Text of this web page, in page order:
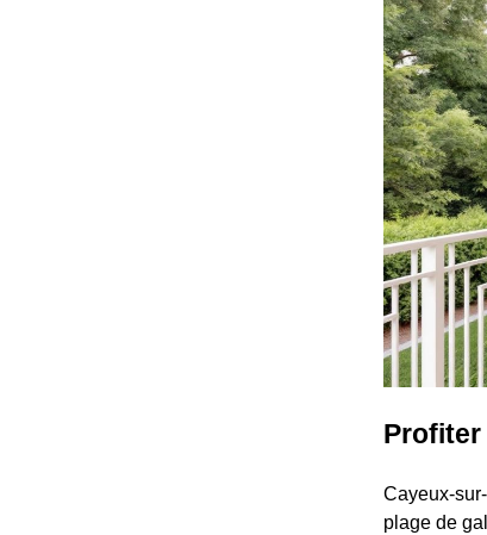
Profiter
Cayeux-
plage de